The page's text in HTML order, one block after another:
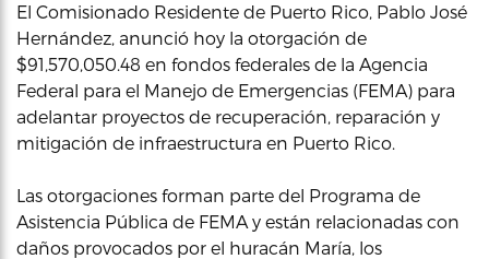
El Comisionado Residente de Puerto Rico, Pablo José
Hernández, anunció hoy la otorgación de
$91,570,050.48 en fondos federales de la Agencia
Federal para el Manejo de Emergencias (FEMA) para
adelantar proyectos de recuperación, reparación y
mitigación de infraestructura en Puerto Rico.
Las otorgaciones forman parte del Programa de
Asistencia Pública de FEMA y están relacionadas con
daños provocados por el huracán María, los